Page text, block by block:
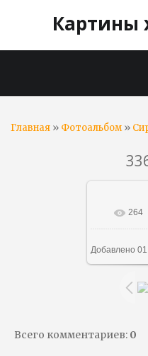
Картины
Главная » Фотоальбом»
В
264
Добавлено
Всего комментариев: 0